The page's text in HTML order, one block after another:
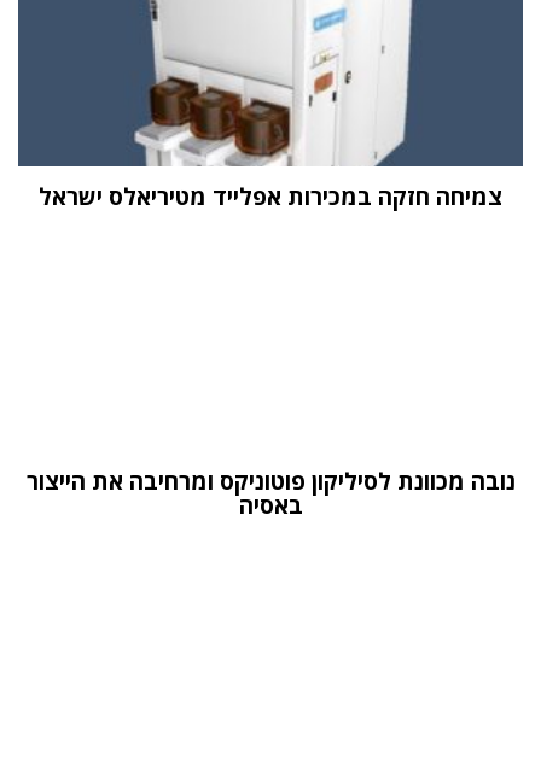
צמיחה חזקה במכירות אפלייד מטיריאלס ישראל
נובה מכוונת לסיליקון פוטוניקס ומרחיבה את הייצור
באסיה